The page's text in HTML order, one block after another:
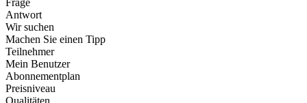
Frage
Antwort
Wir suchen
Machen Sie einen Tipp
Teilnehmer
Mein Benutzer
Abonnementplan
Preisniveau